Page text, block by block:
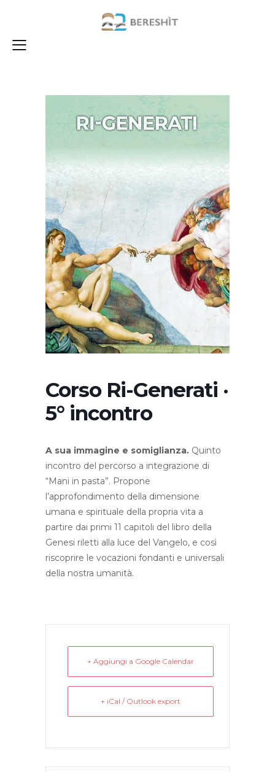
Corso Ri-Generati ·
5° incontro
A sua immagine e somiglianza. Quinto
incontro del percorso a integrazione di
“Mani in pasta”. Propone
l’approfondimento della dimensione
umana e spirituale della propria vita a
partire dai primi 11 capitoli del libro della
Genesi riletti alla luce del Vangelo, e così
riscoprire le vocazioni fondanti e universali
della nostra umanità.
+ Aggiungi a Google Calendar
+ iCal / Outlook export